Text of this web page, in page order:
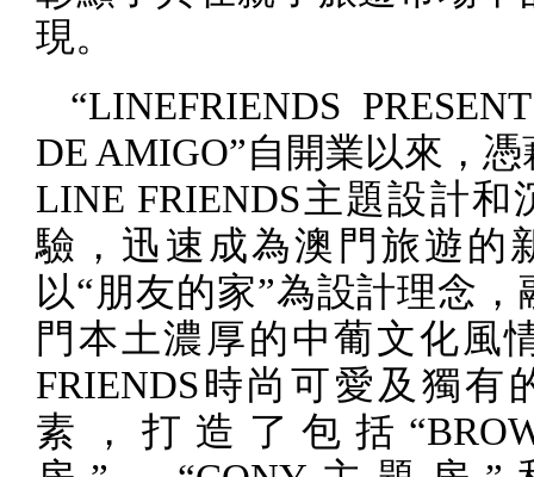
現。
“LINEFRIENDS
DE AMIGO”自開業以來，
LINE FRIENDS主題設計和
驗，迅速成為澳門旅遊的
以“朋友的家”為設計理念，
門本土濃厚的中葡文化風
FRIENDS時尚可愛及獨有
素，打造了包括“